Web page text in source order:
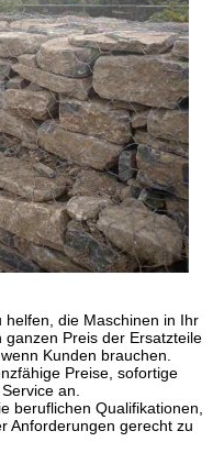
die Maschinen in Ihr
Preis der Ersatzteile
Kunden brauchen.
Preise, sofortige
an.
beruflichen Qualifikationen,
Anforderungen gerecht zu